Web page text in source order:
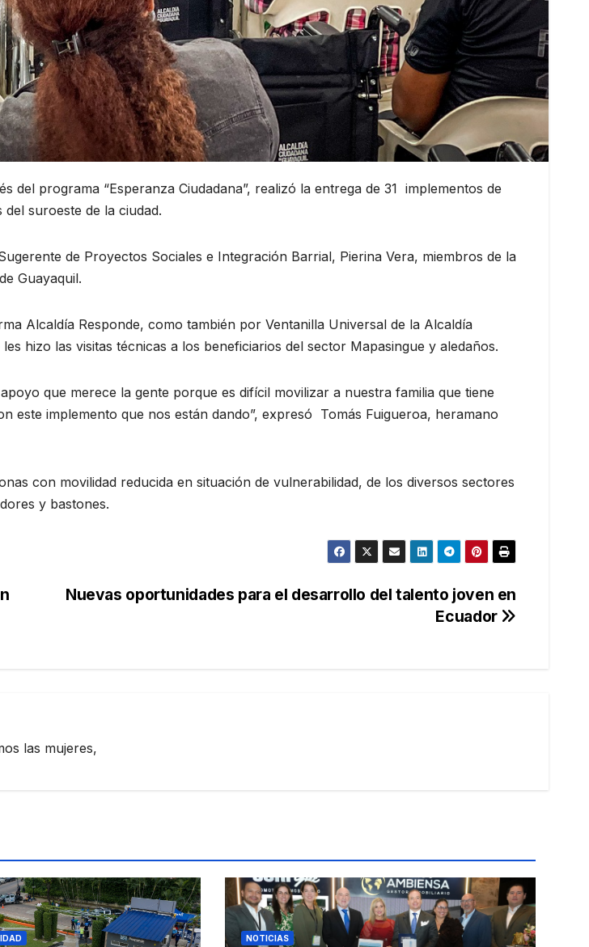
programa “Esperanza Ciudadana”, realizó la entrega de 31 implementos de
suroeste de la ciudad.
de Proyectos Sociales e Integración Barrial, Pierina Vera, miembros de la
Guayaquil.
Alcaldía Responde, como también por Ventanilla Universal de la Alcaldía
hizo las visitas técnicas a los beneficiarios del sector Mapasingue y aledaños.
que merece la gente porque es difícil movilizar a nuestra familia que tiene
este implemento que nos están dando”, expresó Tomás Fuigueroa, heramano
con movilidad reducida en situación de vulnerabilidad, de los diversos sectores
y bastones.
Nuevas oportunidades para el desarrollo del talento joven en
Ecuador
las mujeres,
NOTICIAS